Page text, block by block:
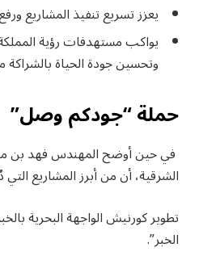
يعزز تسريع تنفيذ المشاريع
وتحسين جودة الحياة
حملة “جودكم وصل”
في حين أوضح المهندس فهد بن
الشرقية، أن من أبرز المشاريع
تطوير كورنيش الواجهة البحرية
الخبر”.